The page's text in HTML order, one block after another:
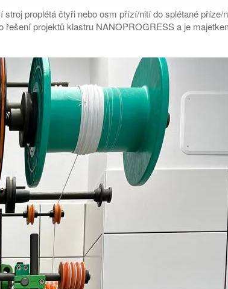
proplétá čtyři nebo osm přízí/nití do splétané
projektů klastru NANOPROGRESS a je